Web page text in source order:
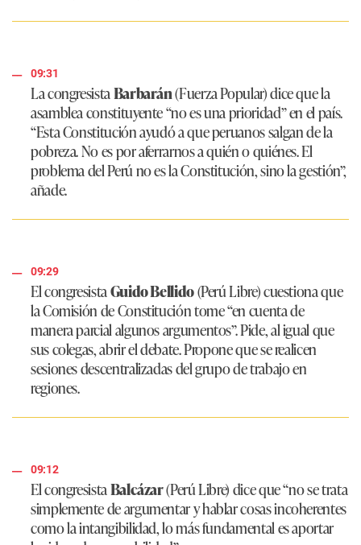
09:31
La congresistaBarbarán(Fuerza Popular) dice que la
asamblea constituyente“no es una prioridad”en el país.
“Esta Constitución ayudó a que peruanos salgan de la
pobreza. No es por aferrarnos a quién o quiénes. El
problema del Perú no es la Constitución, sino la gestión”,
añade.
09:29
El congresistaGuido Bellido(Perú Libre) cuestiona que
la Comisión de Constitución tome“en cuenta de
manera parcial algunos argumentos”. Pide, al igual que
sus colegas, abrir el debate. Propone que se realicen
sesiones descentralizadas del grupo de trabajo en
regiones.
09:12
El congresistaBalcázar(Perú Libre) dice que“no se trata
simplemente de argumentar y hablar cosas incoherentes
como la intangibilidad, lo más fundamental es aportar